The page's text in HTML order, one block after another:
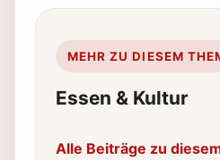
MEHR ZU DIESEM
Essen & Kultur
Alle Beiträge zu